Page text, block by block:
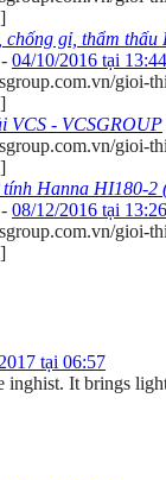
chống gỉ, thẩm
- 04/10/2016 tại 13:44
gioi-
VCS - VCSGROUP
gioi-
tính Hanna HI180-2
- 08/12/2016 tại 13:26
gioi-
tại 06:57
inghist. It brings